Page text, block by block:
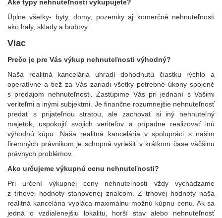
Aké typy nehnuteľností vykupujete?
Úplne všetky- byty, domy, pozemky aj komerčné nehnuteľnosti
ako haly, sklady a budovy.
Viac
Prečo je pre Vás výkup nehnuteľnosti výhodný?
Naša realitná kancelária uhradí dohodnutú čiastku rýchlo a
operatívne a tiež za Vás zariadi všetky potrebné úkony spojené
s predajom nehnuteľnosti. Zastúpime Vás pri jednaní s Vašimi
veriteľmi a inými subjektmi. Je finančne rozumnejšie nehnuteľnosť
predať s prijateľnou stratou, ale zachovať si iný nehnuteľný
majetok, uspokojiť svojich veriteľov a prípadne realizovať inú
výhodnú kúpu. Naša realitná kancelária v spolupráci s našim
firemných právnikom je schopná vyriešiť v krátkom čase väčšinu
právnych problémov.
Ako určujeme výkupnú cenu nehnuteľnosti?
Pri určení výkupnej ceny nehnuteľnosti vždy vychádzame
z trhovej hodnoty stanovenej znalcom. Z trhovej hodnoty naša
realitná kancelária vypláca maximálnu možnú kúpnu cenu. Ak sa
jedná o vzdialenejšiu lokalitu, horší stav alebo nehnuteľnosť